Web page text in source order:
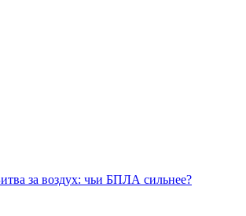
за воздух: чьи БПЛА сильнее?